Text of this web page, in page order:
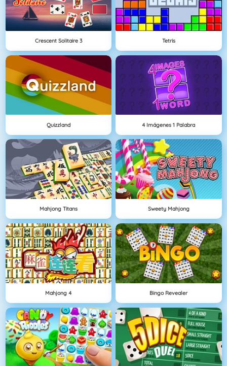
Crescent Solitaire 3 Tetris
Quizzland 4 Imágenes 1 Palabra
Mahjong Titans Sweety Mahjong
Mahjong 4 Bingo Revealer